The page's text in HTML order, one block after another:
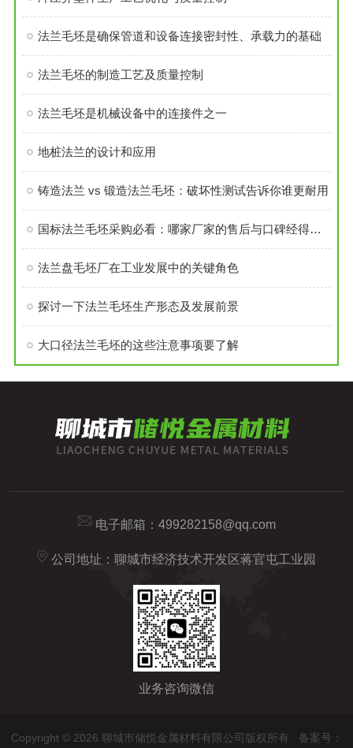
法兰毛坯是确保管道和设备连接密封性、承载力的基础
法兰毛坯的制造工艺及质量控制
法兰毛坯是机械设备中的连接件之一
地桩法兰的设计和应用
铸造法兰 vs 锻造法兰毛坯：破坏性测试告诉你谁更耐用
国标法兰毛坯采购必看：哪家厂家的售后与口碑经得起考验？
法兰盘毛坯厂在工业发展中的关键角色
探讨一下法兰毛坯生产形态及发展前景
大口径法兰毛坯的这些注意事项要了解
电子邮箱： 499282158@qq.com
公司地址：聊城市经济技术开发区蒋官屯工业园
业务咨询微信
Copyright © 2026 聊城市储悦金属材料有限公司版权所有 备案号：